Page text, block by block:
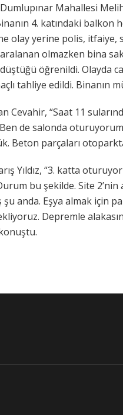
Dumlupınar Mahallesi
4. katındaki
olay yerine polis, itfaiye,
olmazken bina
öğrenildi. Olayda
tahliye edildi. Binanın
“Saat 11
de salonda oturuyorum
Beton parçaları
Yıldız, “3. katta
bu şekilde. Site
şu anda. Eşya almak için
Depremle